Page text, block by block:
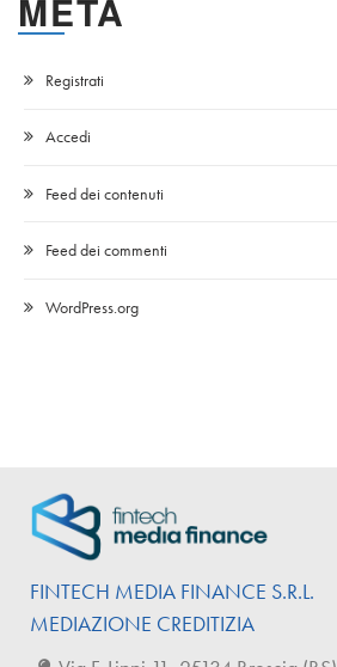
META
Registrati
Accedi
Feed dei contenuti
Feed dei commenti
WordPress.org
FINTECH MEDIA FINANCE S.R.L.
MEDIAZIONE CREDITIZIA